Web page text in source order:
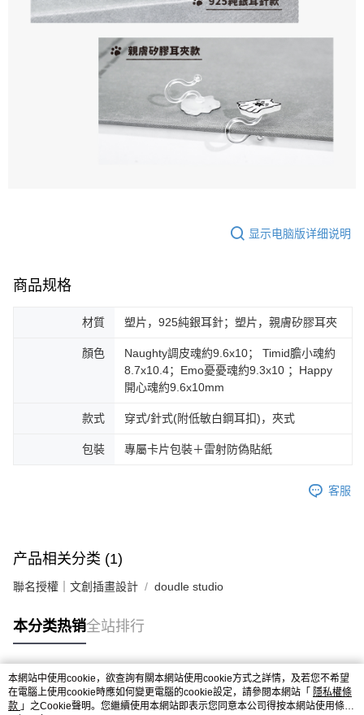
显示电脑版详细说明
商品规格
材質 塑片，925純銀耳針；塑片，親膚矽膠耳夾
顏色
Naughty調皮魂約9.6x10； Timid膽小魂約
8.7x10.4；Emo憂憂魂約9.3x10 ；Happy
開心魂約9.6x10mm
款式 穿式/針式(附低敏白鋼耳扣)，夾式
包裝 專屬卡片包裝＋雷射防偽貼紙
客服
产品相关分类 (1)
聯名授權｜文創插畫設計 doudle studio
本分类热销全站排行
热门标签
本網站中使用cookie，欲查詢有關本網站使用cookie方式之詳情，及若您不希望
在電腦上使用cookie時應如何變更電腦的cookie設定，請參閱本網站「 隱私權條
款 」之Cookie聲明。您繼續使用本網站即表示您同意本公司得按本網站使用條款